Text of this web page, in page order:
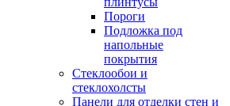
Пороги
Подложка под
напольные
покрытия
Стеклообои и
стеклохолсты
Панели для отделки стен и